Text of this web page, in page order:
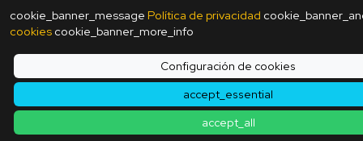
cookie_banner_message Política de privacidad
cookies cookie_banner_more_info
Configuración de cookies
accept_essential
accept_all